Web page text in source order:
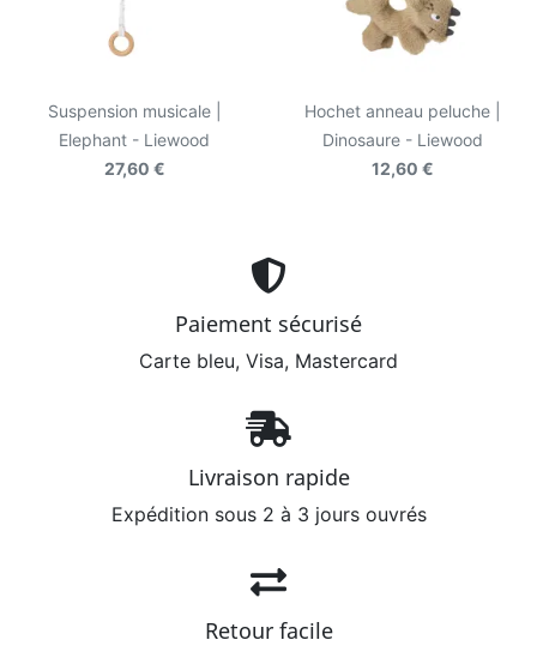
Suspension musicale |
Elephant - Liewood
27,60 €
Hochet anneau peluche |
Dinosaure - Liewood
12,60 €
Paiement sécurisé
Carte bleu, Visa, Mastercard
Livraison rapide
Expédition sous 2 à 3 jours ouvrés
Retour facile